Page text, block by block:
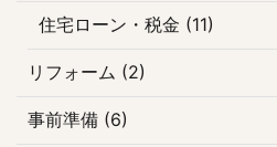
応した住宅メーカー・ ...
住宅ローン・税金 (11)
リフォーム (2)
事前準備 (6)